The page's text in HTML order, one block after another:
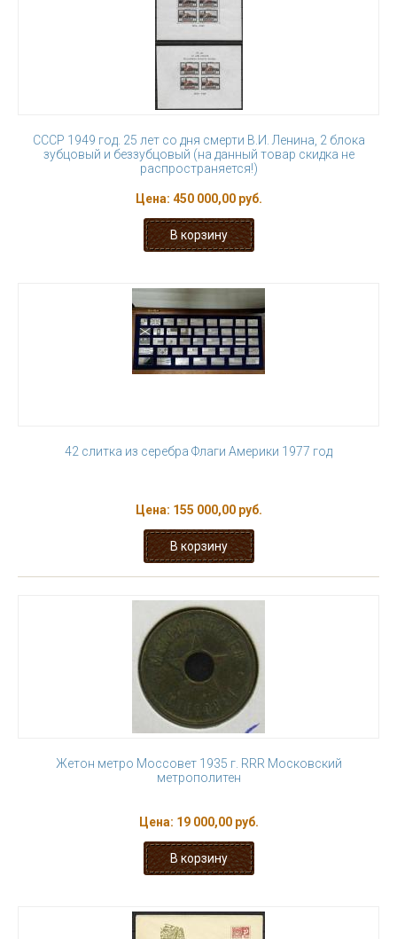
СССР 1949 год. 25 лет со дня смерти В.И. Ленина, 2 блока
зубцовый и беззубцовый (на данный товар скидка не
распространяется!)
Цена: 450 000,00 руб.
42 слитка из серебра Флаги Америки 1977 год
Цена: 155 000,00 руб.
Жетон метро Моссовет 1935 г. RRR Московский
метрополитен
Цена: 19 000,00 руб.